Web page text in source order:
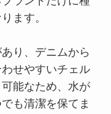
ます。
り、デニムから
せやすいチェル
能なため、水が
も清潔を保てま